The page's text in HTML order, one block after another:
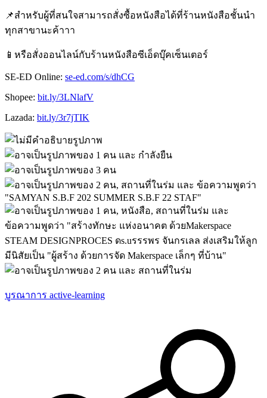
📌สำหรับผู้ที่สนใจสามารถสั่งซื้อหนังสือได้ที่ร้านหนังสือชั้นนำ
ทุกสาขานะค้าาา
📱หรือสั่งออนไลน์กับร้านหนังสือซีเอ็ดบุ๊คเซ็นเตอร์
SE-ED Online: se-ed.com/s/dhCG
Shopee: bit.ly/3LNlafV
Lazada: bit.ly/3r7jTIK
บูรณาการ active-learning